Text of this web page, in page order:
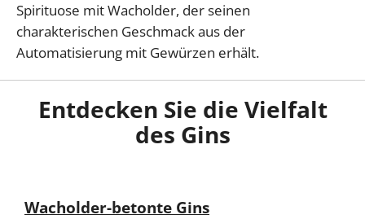
Spirituose mit Wacholder, der seinen
charakterischen Geschmack aus der
Automatisierung mit Gewürzen erhält.
Entdecken Sie die Vielfalt
des Gins
Wacholder-betonte Gins